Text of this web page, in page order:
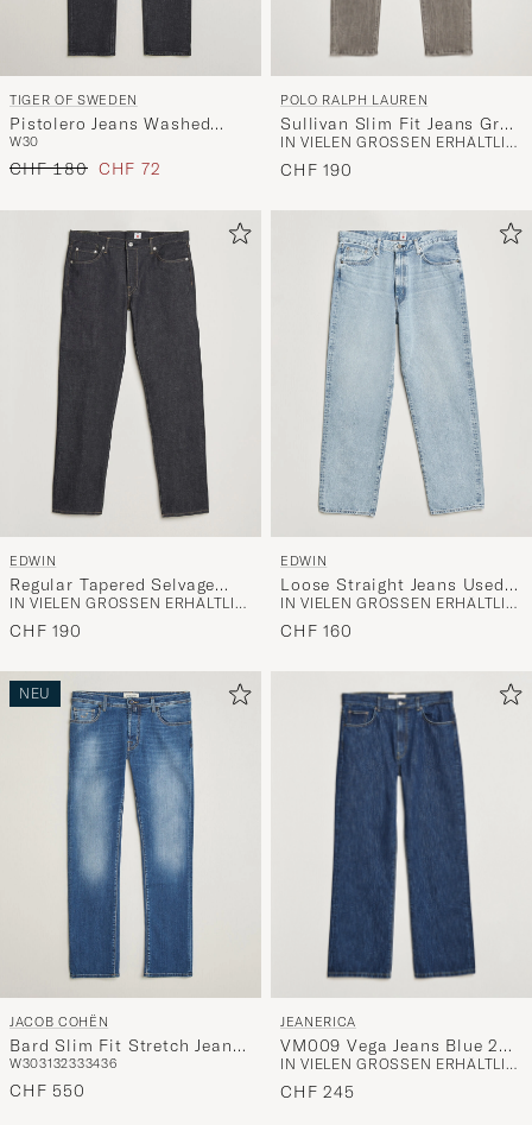
TIGER OF SWEDEN
Pistolero Jeans Washed
Black
W30
Regulärer Preis
CHF 180 Reduzierter Preis
CHF 72
POLO RALPH LAUREN
Sullivan Slim Fit Jeans Grey
Warren Stretch
IN VIELEN GRÖSSEN ERHÄLTLICH
CHF 190
EDWIN
Regular Tapered Selvage
Jeans Unwashed
IN VIELEN GRÖSSEN ERHÄLTLICH
CHF 190
EDWIN
Loose Straight Jeans Used
Light Blue
IN VIELEN GRÖSSEN ERHÄLTLICH
CHF 160
NEU
JACOB COHËN
Bard Slim Fit Stretch Jeans
Light Blue
W303132333436
CHF 550
JEANERICA
VM009 Vega Jeans Blue 2
Weeks
IN VIELEN GRÖSSEN ERHÄLTLICH
CHF 245